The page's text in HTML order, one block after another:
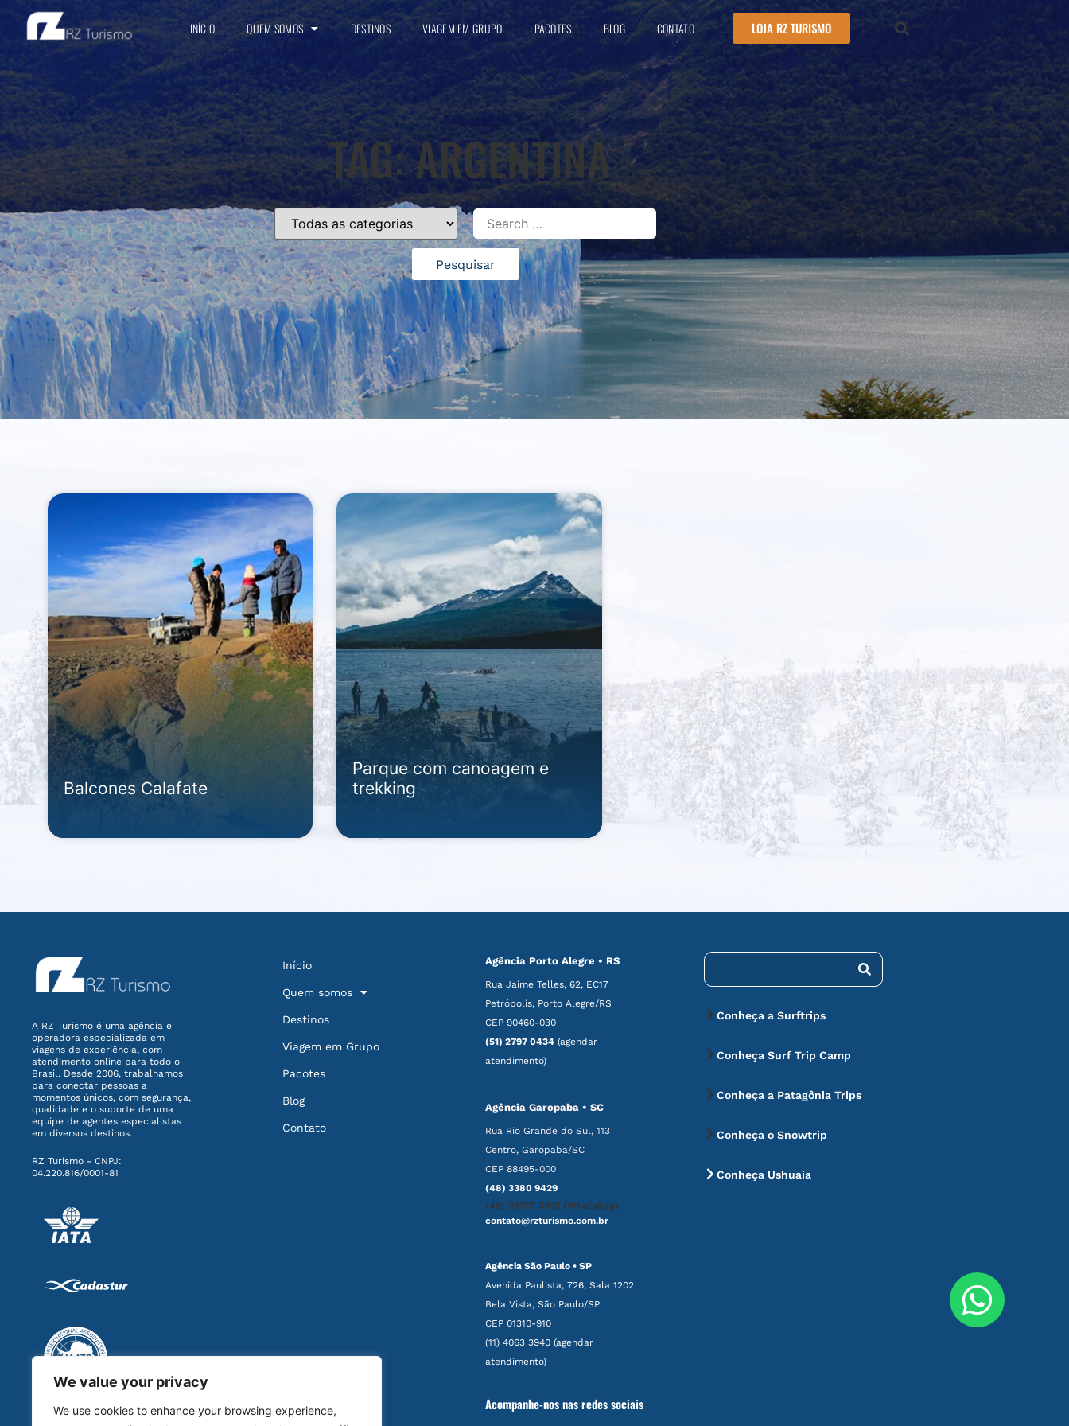
We value your privacy
We use cookies to enhance your browsing experience,
INÍCIO QUEM SOMOS DESTINOS VIAGEM EM GRUPO PACOTES BLOG CONTATO LOJA RZ TURISMO
TAG: ARGENTINA
Balcones Calafate
Parque com canoagem e
trekking
A RZ Turismo é uma agência e
operadora especializada em
viagens de experiência, com
atendimento online para todo o
Brasil. Desde 2006, trabalhamos
para conectar pessoas a
momentos únicos, com segurança,
qualidade e o suporte de uma
equipe de agentes especialistas
em diversos destinos.
RZ Turismo - CNPJ:
04.220.816/0001-81
Início
Quem somos
Destinos
Viagem em Grupo
Pacotes
Blog
Contato
Agência Porto Alegre • RS
Rua Jaime Telles, 62, EC17
Petrópolis, Porto Alegre/RS
CEP 90460-030
(51) 2797 0434 (agendar
atendimento)
Agência Garopaba • SC
Rua Rio Grande do Sul, 113
Centro, Garopaba/SC
CEP 88495-000
(48) 3380 9429
(48) 99170 3421 (WhatsApp)
contato@rzturismo.com.br
Agência São Paulo • SP
Avenida Paulista, 726, Sala 1202
Bela Vista, São Paulo/SP
CEP 01310-910
(11) 4063 3940 (agendar
atendimento)
Acompanhe-nos nas redes sociais
Conheça a Surftrips
Conheça Surf Trip Camp
Conheça a Patagônia Trips
Conheça o Snowtrip
Conheça Ushuaia